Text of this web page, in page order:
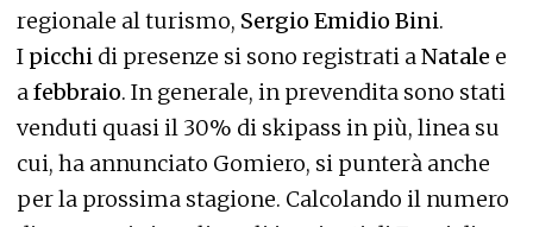
regionale al turismo, Sergio Emidio Bini.
I picchi di presenze si sono registrati aNatale e
afebbraio. In generale, in prevendita sono stati
venduti quasi il 30% di skipass in più, linea su
cui, ha annunciato Gomiero, si punterà anche
per la prossima stagione. Calcolando il numero